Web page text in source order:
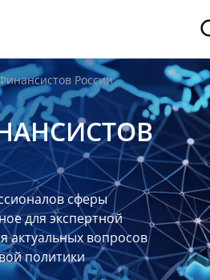
России
сферы
для экспертной
актуальных вопросов
политики